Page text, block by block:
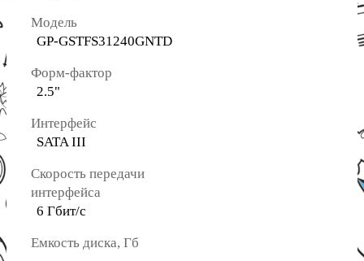
Модель
GP-GSTFS31240GNTD
Форм-фактор
2.5"
Интерфейс
SATA III
Скорость передачи
интерфейса
6 Гбит/с
Емкость диска, Гб